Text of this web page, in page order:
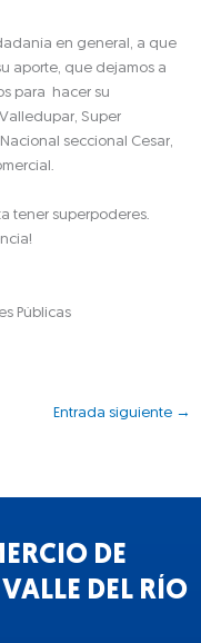
en general, a que
aporte, que dejamos a
para hacer su
Super
seccional Cesar,
tener superpoderes.
Públicas
Entrada siguiente →
DE
DEL RÍO